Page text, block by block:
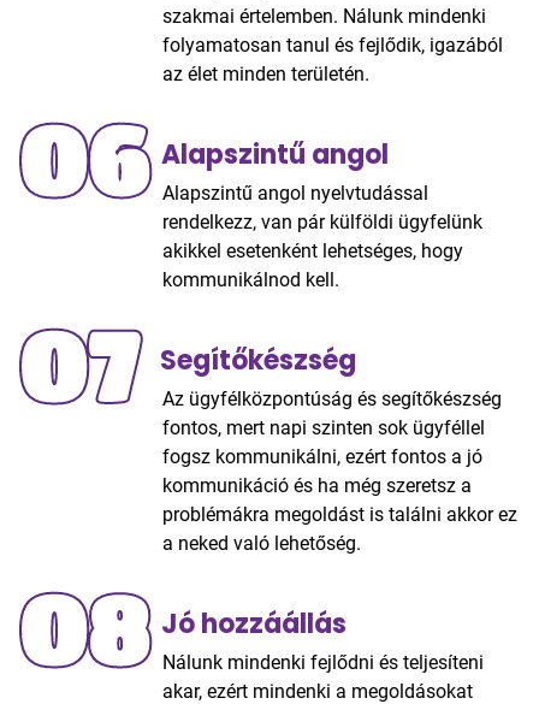
szakmai értelemben. Nálunk mindenki
folyamatosan tanul és fejlődik, igazából
az élet minden területén.
06 Alapszintű angol
Alapszintű angol nyelvtudással
rendelkezz, van pár külföldi ügyfelünk
akikkel esetenként lehetséges, hogy
kommunikálnod kell.
07 Segítőkészség
Az ügyfélközpontúság és segítőkészség
fontos, mert napi szinten sok ügyféllel
fogsz kommunikálni, ezért fontos a jó
kommunikáció és ha még szeretsz a
problémákra megoldást is találni akkor ez
a neked való lehetőség.
08 Jó hozzáállás
Nálunk mindenki fejlődni és teljesíteni
akar, ezért mindenki a megoldásokat